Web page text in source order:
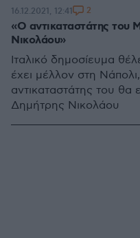
«Ο αντικαταστάτης του
Νικολάου»
Ιταλικό δημοσίευμα
έχει μέλλον στη
αντικαταστάτης του θα
Δημήτρης Νικολάου
16.12.2021, 12:41 2